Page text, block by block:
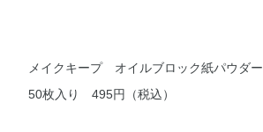
メイクキープ オイルブロック紙パウダー
50枚入り 495円（税込）